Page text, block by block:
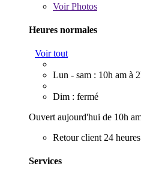
VoirPhotos
Heures normales
Voir tout
Lun - sam : 10h am à
Dim : fermé
Ouvert aujourd'hui de 10h
Retour client 24 heures
Services